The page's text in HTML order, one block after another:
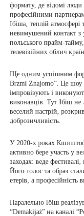
формату, де відомі люди
професійними
Ібіша, теплій
невимушений контакт з
польського прайм-
телевізійних облич
Ще одним успішним
Brzmi Znajomo”. Це шоу
імпровізують і
виконавців. Тут Ібіш
веселий настрій,
доброзичливість.
У 2020-х роках Кшиштоф
активно бере участь у
заходах: веде фестивалі,
Його голос та образ
етерів, а професійність
Паралельно Ібіш
“Demakijaż” на каналі